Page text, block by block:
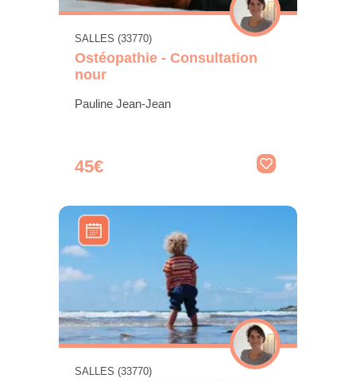
SALLES (33770)
Ostéopathie - Consultation
nour
Pauline Jean-Jean
45€
SALLES (33770)